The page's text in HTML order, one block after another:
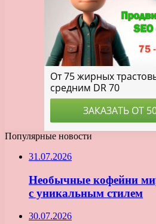
Популярные новости
31.07.2026
Необычные кофейни
с уникальным стилем
30.07.2026